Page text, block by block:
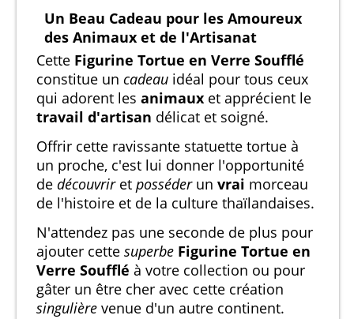
Un Beau Cadeau pour les Amoureux
des Animaux et de l'Artisanat
Cette Figurine Tortue en Verre Soufflé
constitue un cadeau idéal pour tous ceux
qui adorent les animaux et apprécient le
travail d'artisan délicat et soigné.
Offrir cette ravissante statuette tortue à
un proche, c'est lui donner l'opportunité
de découvriret posséderun vrai morceau
de l'histoire et de la culture thaïlandaises.
N'attendez pas une seconde de plus pour
ajouter cette superbe Figurine Tortue en
Verre Soufflé à votre collection ou pour
gâter un être cher avec cette création
singulière venue d'un autre continent.